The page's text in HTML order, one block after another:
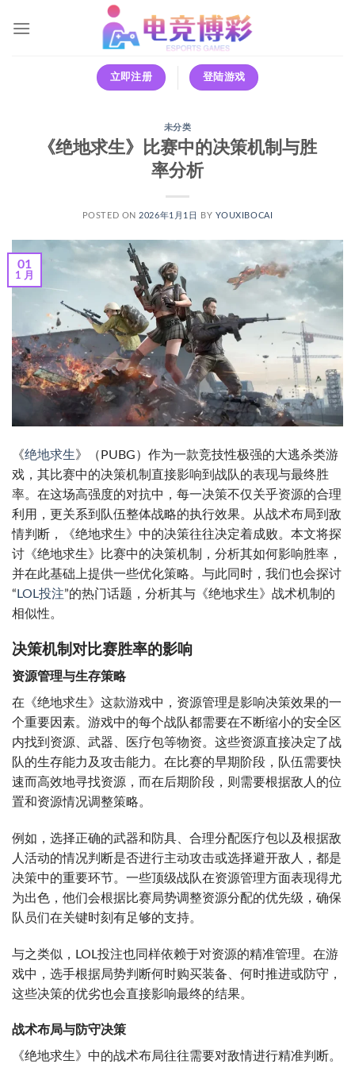
立即注册 登陆游戏
未分类
《绝地求生》比赛中的决策机制与胜
率分析
POSTED ON 2026年1月1日 BY YOUXIBOCAI
01
1 月
《绝地求生》（PUBG）作为一款竞技性极强的大逃杀类游
戏，其比赛中的决策机制直接影响到战队的表现与最终胜
率。在这场高强度的对抗中，每一决策不仅关乎资源的合理
利用，更关系到队伍整体战略的执行效果。从战术布局到敌
情判断，《绝地求生》中的决策往往决定着成败。本文将探
讨《绝地求生》比赛中的决策机制，分析其如何影响胜率，
并在此基础上提供一些优化策略。与此同时，我们也会探讨
“ LOL投注”的热门话题，分析其与《绝地求生》战术机制的
相似性。
决策机制对比赛胜率的影响
资源管理与生存策略
在《绝地求生》这款游戏中，资源管理是影响决策效果的一
个重要因素。游戏中的每个战队都需要在不断缩小的安全区
内找到资源、武器、医疗包等物资。这些资源直接决定了战
队的生存能力及攻击能力。在比赛的早期阶段，队伍需要快
速而高效地寻找资源，而在后期阶段，则需要根据敌人的位
置和资源情况调整策略。
例如，选择正确的武器和防具、合理分配医疗包以及根据敌
人活动的情况判断是否进行主动攻击或选择避开敌人，都是
决策中的重要环节。一些顶级战队在资源管理方面表现得尤
为出色，他们会根据比赛局势调整资源分配的优先级，确保
队员们在关键时刻有足够的支持。
与之类似，LOL投注也同样依赖于对资源的精准管理。在游
戏中，选手根据局势判断何时购买装备、何时推进或防守，
这些决策的优劣也会直接影响最终的结果。
战术布局与防守决策
《绝地求生》中的战术布局往往需要对敌情进行精准判断。